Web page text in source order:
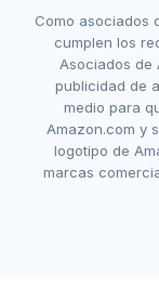
Como asociados
cumplen los
Asociados de
publicidad de
medio para
Amazon.com y
logotipo de
marcas